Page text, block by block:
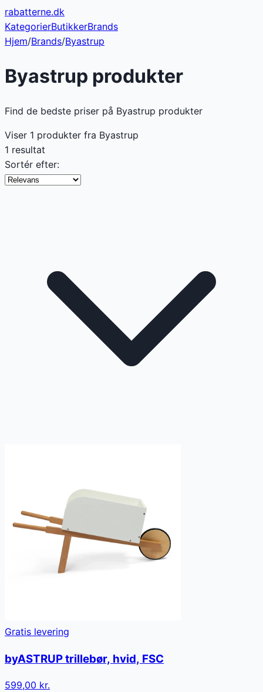
rabatterne.dk
KategorierButikkerBrands
Hjem/Brands/Byastrup
Byastrup produkter
Find de bedste priser på Byastrup produkter
Viser 1 produkter fra Byastrup
1 resultat
Sortér efter:
Gratis levering
byASTRUP trillebør, hvid, FSC
599,00 kr.